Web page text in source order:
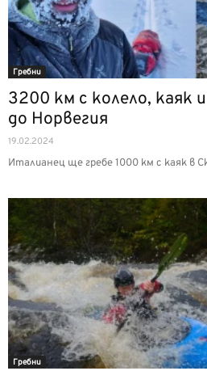
Гребни
3200 км с колело, каяк
до Норвегия
19.02.2024
Италианец ще гребе 1000 км с каяк в
Гребни